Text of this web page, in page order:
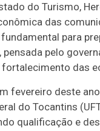
do Turismo,
das
para
pensada pelo
fortalecimento das
fevereiro deste
do Tocantins
qualificação e